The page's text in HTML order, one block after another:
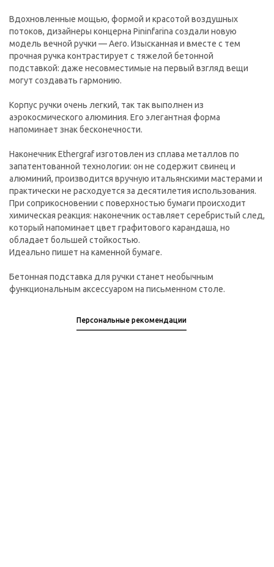
Вдохновленные мощью, формой и красотой воздушных
потоков, дизайнеры концерна Pininfarina создали новую
модель вечной ручки — Aero. Изысканная и вместе с тем
прочная ручка контрастирует с тяжелой бетонной
подставкой: даже несовместимые на первый взгляд вещи
могут создавать гармонию.
Корпус ручки очень легкий, так так выполнен из
аэрокосмического алюминия. Его элегантная форма
напоминает знак бесконечности.
Наконечник Ethergraf изготовлен из сплава металлов по
запатентованной технологии: он не содержит свинец и
алюминий, производится вручную итальянскими мастерами и
практически не расходуется за десятилетия использования.
При соприкосновении с поверхностью бумаги происходит
химическая реакция: наконечник оставляет серебристый след,
который напоминает цвет графитового карандаша, но
обладает большей стойкостью.
Идеально пишет на каменной бумаге.
Бетонная подставка для ручки станет необычным
функциональным аксессуаром на письменном столе.
Персональные рекомендации